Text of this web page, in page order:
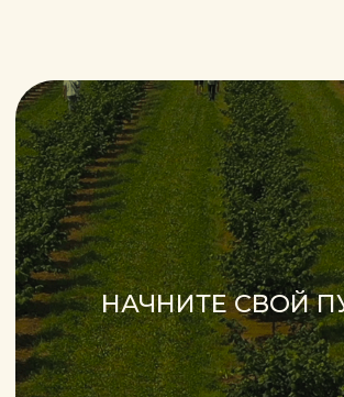
Услуга технологического
сопровождения
“ФРАНШИЗА”
От подготовки участка и
схемы посадки до
промышленного
плодоношения.